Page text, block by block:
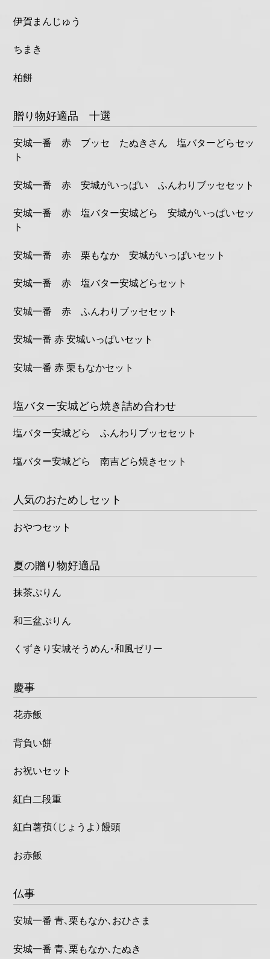
伊賀まんじゅう
ちまき
柏餅
贈り物好適品 十選
安城一番 赤 ブッセ たぬきさん 塩バターどらセッ
ト
安城一番 赤 安城がいっぱい ふんわりブッセセット
安城一番 赤 塩バター安城どら 安城がいっぱいセッ
ト
安城一番 赤 栗もなか 安城がいっぱいセット
安城一番 赤 塩バター安城どらセット
安城一番 赤 ふんわりブッセセット
安城一番 赤 安城いっぱいセット
安城一番 赤 栗もなかセット
塩バター安城どら焼き詰め合わせ
塩バター安城どら ふんわりブッセセット
塩バター安城どら 南吉どら焼きセット
人気のおためしセット
おやつセット
夏の贈り物好適品
抹茶ぷりん
和三盆ぷりん
くずきり安城そうめん・和風ゼリー
慶事
花赤飯
背負い餅
お祝いセット
紅白二段重
紅白薯蕷（じょうよ）饅頭
お赤飯
仏事
安城一番 青、栗もなか、おひさま
安城一番 青、栗もなか、たぬき